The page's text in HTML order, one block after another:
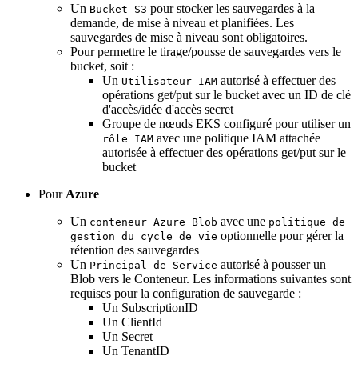
Un Bucket S3 pour stocker les sauvegardes à la
demande, de mise à niveau et planifiées. Les
sauvegardes de mise à niveau sont obligatoires.
Pour permettre le tirage/pousse de sauvegardes vers le
bucket, soit :
Un Utilisateur IAM autorisé à effectuer des
opérations get/put sur le bucket avec un ID de clé
d'accès/idée d'accès secret
Groupe de nœuds EKS configuré pour utiliser un
rôle IAM avec une politique IAM attachée
autorisée à effectuer des opérations get/put sur le
bucket
Pour Azure
Un conteneur Azure Blob avec une politique de
gestion du cycle de vie optionnelle pour gérer la
rétention des sauvegardes
Un Principal de Service autorisé à pousser un
Blob vers le Conteneur. Les informations suivantes sont
requises pour la configuration de sauvegarde :
Un SubscriptionID
Un ClientId
Un Secret
Un TenantID